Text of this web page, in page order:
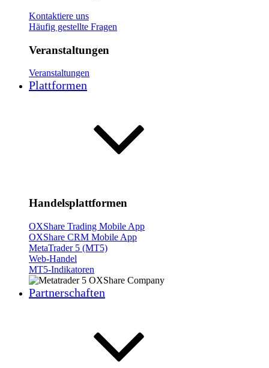
Kontaktiere uns
Häufig gestellte Fragen
Veranstaltungen
Veranstaltungen
Plattformen
Handelsplattformen
OXShare Trading Mobile App
OXShare CRM Mobile App
MetaTrader 5 (MT5)
Web-Handel
MT5-Indikatoren
Partnerschaften